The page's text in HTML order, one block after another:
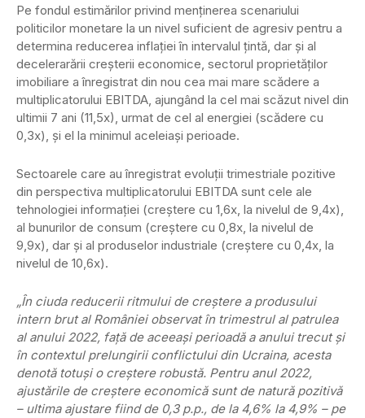
Pe fondul estimărilor privind menținerea scenariului
politicilor monetare la un nivel suficient de agresiv pentru a
determina reducerea inflației în intervalul țintă, dar și al
decelerarării creșterii economice, sectorul proprietăților
imobiliare a înregistrat din nou cea mai mare scădere a
multiplicatorului EBITDA, ajungând la cel mai scăzut nivel din
ultimii 7 ani (11,5x), urmat de cel al energiei (scădere cu
0,3x), și el la minimul aceleiași perioade.
Sectoarele care au înregistrat evoluții trimestriale pozitive
din perspectiva multiplicatorului EBITDA sunt cele ale
tehnologiei informației (creștere cu 1,6x, la nivelul de 9,4x),
al bunurilor de consum (creștere cu 0,8x, la nivelul de
9,9x), dar și al produselor industriale (creștere cu 0,4x, la
nivelul de 10,6x).
„În ciuda reducerii ritmului de creștere a produsului
intern brut al României observat în trimestrul al patrulea
al anului 2022, față de aceeași perioadă a anului trecut şi
în contextul prelungirii conflictului din Ucraina, acesta
denotă totuși o creștere robustă. Pentru anul 2022,
ajustările de creștere economică sunt de natură pozitivă
– ultima ajustare fiind de 0,3 p.p., de la 4,6% la 4,9% – pe